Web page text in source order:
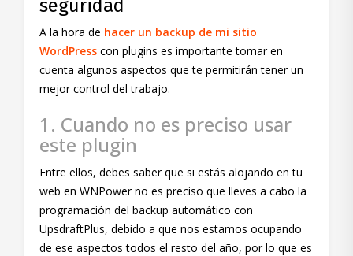
seguridad
A la hora de hacer un backup de mi sitio
WordPress con plugins es importante tomar en
cuenta algunos aspectos que te permitirán tener un
mejor control del trabajo.
1. Cuando no es preciso usar
este plugin
Entre ellos, debes saber que si estás alojando en tu
web en WNPower no es preciso que lleves a cabo la
programación del backup automático con
UpsdraftPlus, debido a que nos estamos ocupando
de ese aspectos todos el resto del año, por lo que es